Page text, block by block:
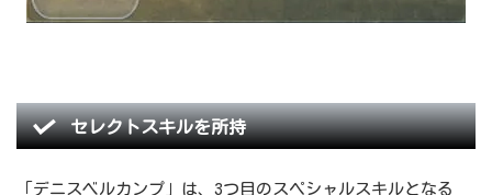
セレクトスキルを所持
「デニスベルカンプ」は、3つ目のスペシャルスキルとなる